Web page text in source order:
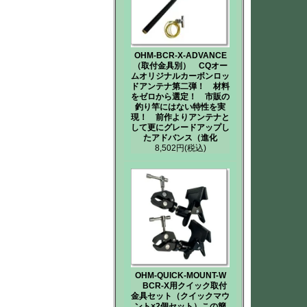
OHM-BCR-X-ADVANCE
（取付金具別） CQオー
ムオリジナルカーボンロッ
ドアンテナ第二弾！ 材料
をゼロから選定！ 市販の
釣り竿にはない特性を実
現！ 前作よりアンテナと
して更にグレードアップし
たアドバンス（進化
8,502円(税込)
OHM-QUICK-MOUNT-W
BCR-X用クイック取付
金具セット（クイックマウ